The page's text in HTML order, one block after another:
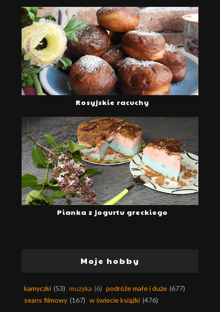
Rosyjskie racuchy
Pianka z jogurtu greckiego
Moje hobby
kamyczki (53) muzyka (6) podróże małe i duże (677)
seans filmowy (167) w świecie książki (476)